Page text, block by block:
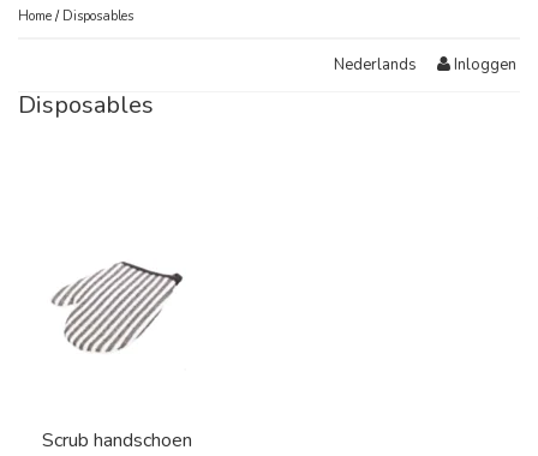
Home / Disposables
Nederlands Inloggen
Disposables
Scrub handschoen